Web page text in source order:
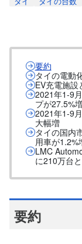
要約
タイの電動
EV充電施設
2021年1-9
プが27.5%
2021年1-9
大幅増
タイの国内
用車が1.2%
LMC
に210万台
要約